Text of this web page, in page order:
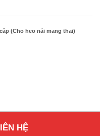
(Cho heo nái mang thai)
HỆ